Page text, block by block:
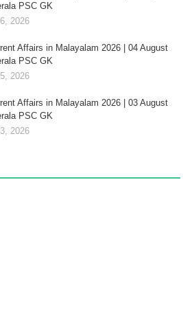
PSC GK
2026
Affairs in Malayalam 2026 | 04 August
PSC GK
2026
Affairs in Malayalam 2026 | 03 August
PSC GK
2026